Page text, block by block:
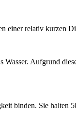
einer relativ kurzen
Wasser. Aufgrund
binden. Sie halten